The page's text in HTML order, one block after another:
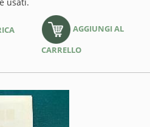
AGGIUNGI AL
CARRELLO